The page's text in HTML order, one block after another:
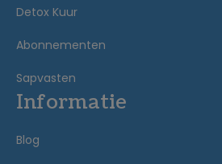
Detox Kuur
Abonnementen
Sapvasten
Informatie
Blog